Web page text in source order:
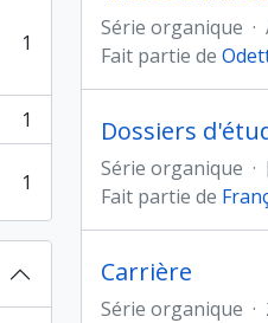
1
1
1
Série organique ·
Fait partie de
Dossiers
Série organique ·
Fait partie de
Carrière
Série organique ·